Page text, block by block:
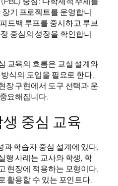
기 프로젝트를 운영합니
드백 루프를 중시하고 루브
중심의 성장을 확인합니
교육의 흐름은 교실 설계와
식의 도입을 필요로 한다.
장 구현에서 도구 선택과 운
요해집니다.
중심 교육
학습자 중심 설계에 있다.
행 사례는 교사와 학생, 학
현장에 적용하는 모형이다.
활용할 수 있는 포인트다.